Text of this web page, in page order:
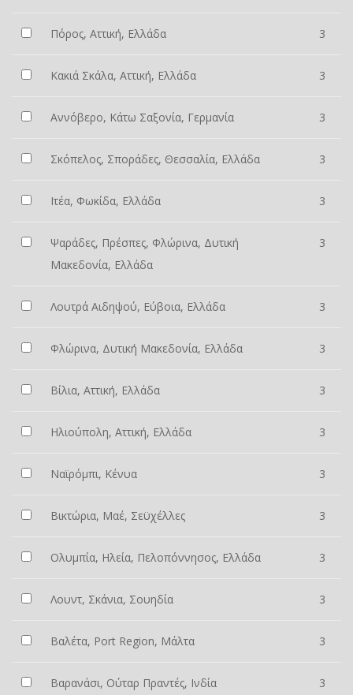
Πόρος, Αττική, Ελλάδα 3
Κακιά Σκάλα, Αττική, Ελλάδα 3
Αννόβερο, Κάτω Σαξονία, Γερμανία 3
Σκόπελος, Σποράδες, Θεσσαλία, Ελλάδα 3
Ιτέα, Φωκίδα, Ελλάδα 3
Ψαράδες, Πρέσπες, Φλώρινα, Δυτική
Μακεδονία, Ελλάδα
3
Λουτρά Αιδηψού, Εύβοια, Ελλάδα 3
Φλώρινα, Δυτική Μακεδονία, Ελλάδα 3
Βίλια, Αττική, Ελλάδα 3
Ηλιούπολη, Αττική, Ελλάδα 3
Ναϊρόμπι, Κένυα 3
Βικτώρια, Μαέ, Σεϋχέλλες 3
Ολυμπία, Ηλεία, Πελοπόννησος, Ελλάδα 3
Λουντ, Σκάνια, Σουηδία 3
Βαλέτα, Port Region, Μάλτα 3
Βαρανάσι, Ούταρ Πραντές, Ινδία 3